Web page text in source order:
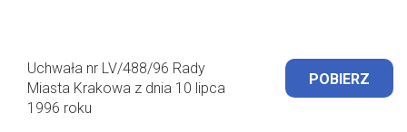
Uchwała nr LV/488/96 Rady
Miasta Krakowa z dnia 10 lipca
1996 roku
POBIERZ